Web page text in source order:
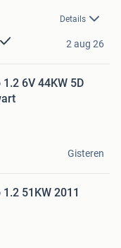
Details
2 aug 26
6V 44KW 5D
Gisteren
51KW 2011